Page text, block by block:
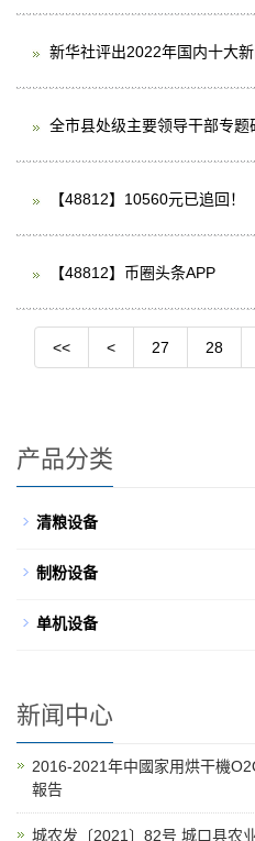
新华社评出2022年国内十大新
全市县处级主要领导干部专题
【48812】10560元已追回！
【48812】币圈头条APP
<< < 27 28
产品分类
清粮设备
制粉设备
单机设备
新闻中心
2016-2021年中國家用烘干機
報告
城农发〔2021〕82号 城口县农